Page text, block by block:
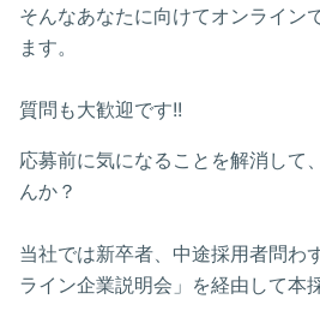
そんなあなたに向けてオンライン
ます。
質問も大歓迎です!!
応募前に気になることを解消して
んか？
当社では新卒者、中途採用者問わ
ライン企業説明会」を経由して本